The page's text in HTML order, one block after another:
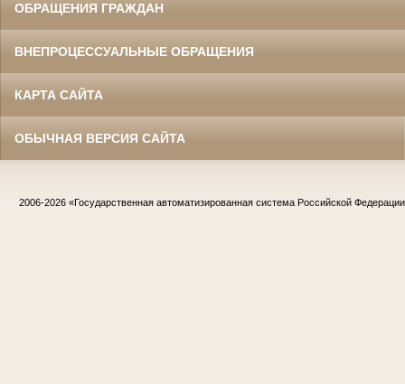
ОБРАЩЕНИЯ ГРАЖДАН
ВНЕПРОЦЕССУАЛЬНЫЕ ОБРАЩЕНИЯ
КАРТА САЙТА
ОБЫЧНАЯ ВЕРСИЯ САЙТА
2006-2026 «Государственная автоматизированная система Российской